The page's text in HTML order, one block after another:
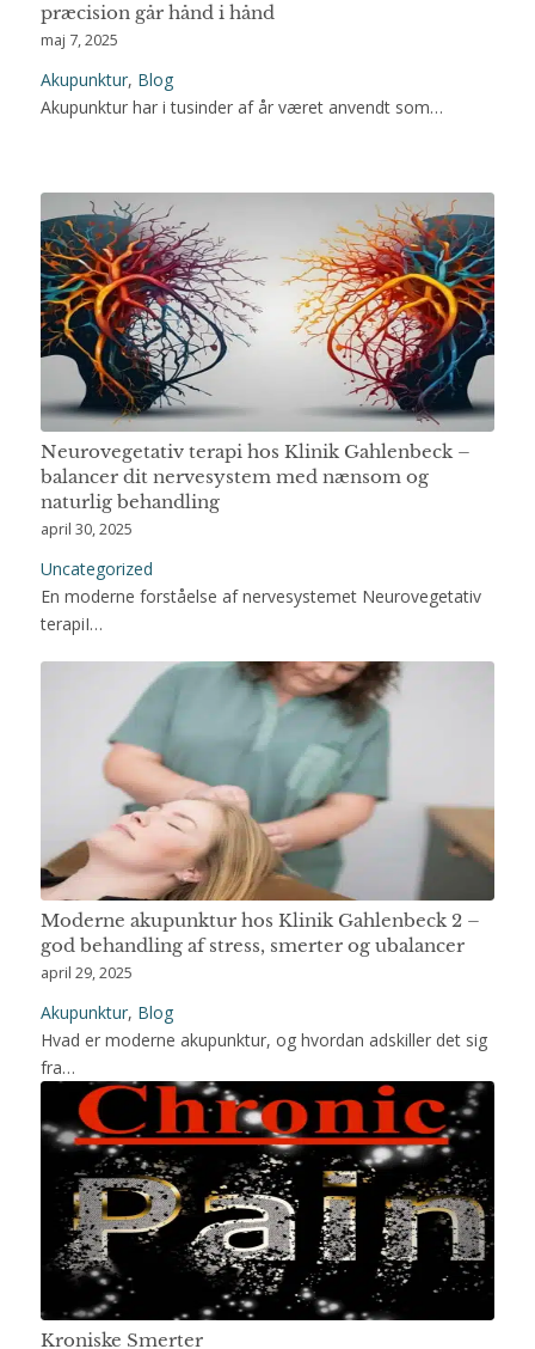
præcision går hånd i hånd
maj 7, 2025
Akupunktur, Blog
Akupunktur har i tusinder af år været anvendt som…
Neurovegetativ terapi hos Klinik Gahlenbeck –
balancer dit nervesystem med nænsom og
naturlig behandling
april 30, 2025
Uncategorized
En moderne forståelse af nervesystemet Neurovegetativ
terapiI…
Moderne akupunktur hos Klinik Gahlenbeck 2 –
god behandling af stress, smerter og ubalancer
april 29, 2025
Akupunktur, Blog
Hvad er moderne akupunktur, og hvordan adskiller det sig
fra…
Kroniske Smerter